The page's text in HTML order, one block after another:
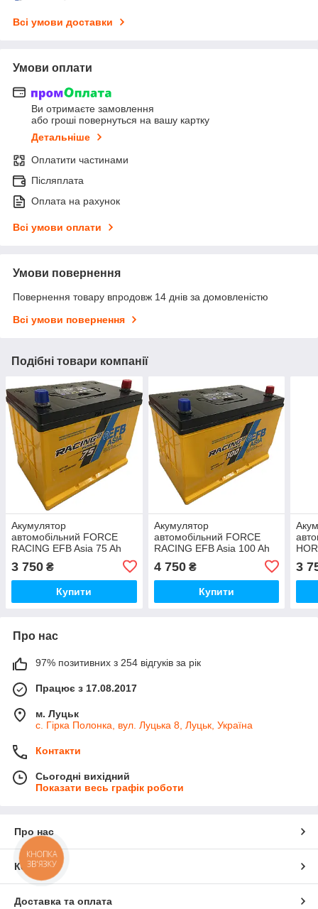
Всі умови доставки
Умови оплати
Ви отримаєте замовлення
або гроші повернуться на вашу картку
Детальніше
Оплатити частинами
Післяплата
Оплата на рахунок
Всі умови оплати
Умови повернення
Повернення товару впродовж 14 днів за домовленістю
Всі умови повернення
Подібні товари компанії
Акумулятор
автомобільний FORCE
RACING EFB Asia 75 Ah
3 750 ₴
Купити
Акумулятор
автомобільний FORCE
RACING EFB Asia 100 Ah
4 750₴
Купити
3
Про нас
97% позитивних з 254 відгуків за рік
Працює з 17.08.2017
м. Луцьк
с. Гірка Полонка, вул. Луцька 8, Луцьк, Україна
Контакти
Сьогодні вихідний
Показати весь графік роботи
Про нас
Контакти
Доставка та оплата
КНОПКА
ЗВ'ЯЗКУ